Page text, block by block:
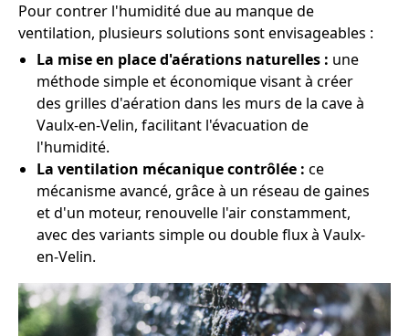
Pour contrer l'humidité due au manque de
ventilation, plusieurs solutions sont envisageables :
La mise en place d'aérations naturelles : une
méthode simple et économique visant à créer
des grilles d'aération dans les murs de la cave à
Vaulx-en-Velin, facilitant l'évacuation de
l'humidité.
La ventilation mécanique contrôlée : ce
mécanisme avancé, grâce à un réseau de gaines
et d'un moteur, renouvelle l'air constamment,
avec des variants simple ou double flux à Vaulx-
en-Velin.